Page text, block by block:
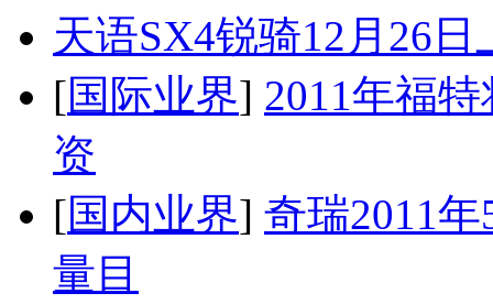
天语SX4锐骑12月26
[国际业界] 2011年福
资
[国内业界] 奇瑞2011
量目